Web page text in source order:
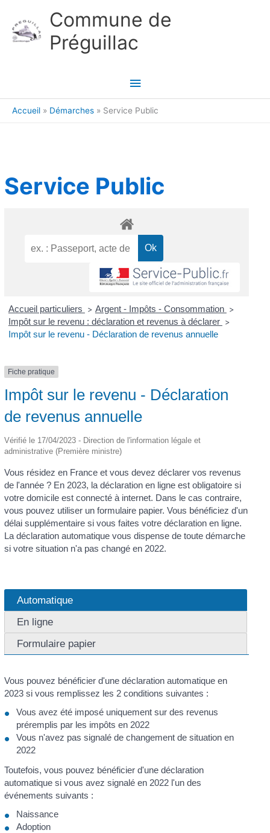
Commune de
Préguillac
Menu
principal
Accueil Démarches Service Public
Service Public
Accueil particuliers > Argent - Impôts - Consommation >
Impôt sur le revenu : déclaration et revenus à déclarer >
Impôt sur le revenu - Déclaration de revenus annuelle
Fiche pratique
Impôt sur le revenu - Déclaration
de revenus annuelle
Vérifié le 17/04/2023 - Direction de l'information légale et
administrative (Première ministre)
Vous résidez en France et vous devez déclarer vos revenus
de l'année ? En 2023, la déclaration en ligne est obligatoire si
votre domicile est connecté à internet. Dans le cas contraire,
vous pouvez utiliser un formulaire papier. Vous bénéficiez d'un
délai supplémentaire si vous faites votre déclaration en ligne.
La déclaration automatique vous dispense de toute démarche
si votre situation n'a pas changé en 2022.
Automatique
En ligne
Formulaire papier
Vous pouvez bénéficier d'une déclaration automatique en
2023 si vous remplissez les 2 conditions suivantes :
Vous avez été imposé uniquement sur des revenus
préremplis par les impôts en 2022
Vous n'avez pas signalé de changement de situation en
2022
Toutefois, vous pouvez bénéficier d'une déclaration
automatique si vous avez signalé en 2022 l'un des
événements suivants :
Naissance
Adoption